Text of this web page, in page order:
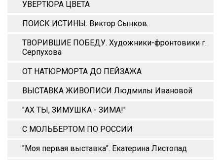
УВЕРТЮРА ЦВЕТА
ПОИСК ИСТИНЫ. Виктор Сынков.
ТВОРИВШИЕ ПОБЕДУ. Художники-фронтовики г.
Серпухова
ОТ НАТЮРМОРТА ДО ПЕЙЗАЖА
ВЫСТАВКА ЖИВОПИСИ Людмилы Ивановой
"АХ ТЫ, ЗИМУШКА - ЗИМА!"
С МОЛЬБЕРТОМ ПО РОССИИ
"Моя первая выставка". Екатерина Листопад